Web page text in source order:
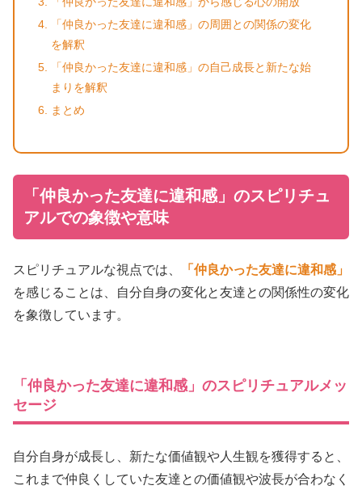
「仲良かった友達に違和感」の周囲との関係の変化
を解釈
「仲良かった友達に違和感」の自己成長と新たな始
まりを解釈
まとめ
「仲良かった友達に違和感」のスピリチュ
アルでの象徴や意味
スピリチュアルな視点では、
「仲良かった友達に違和感」
を感じることは、自分自身の変化と友達との関係性の変化
を象徴しています。
「仲良かった友達に違和感」のスピリチュアルメッ
セージ
自分自身が成長し、新たな価値観や人生観を獲得すると、
これまで仲良くしていた友達との価値観や波長が合わなく